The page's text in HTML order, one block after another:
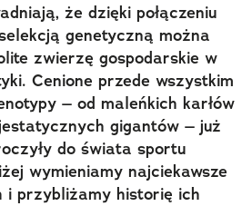
że dzięki połączeniu
genetyczną można
zwierzę gospodarskie w
Cenione przede wszystkim
– od maleńkich karłów
gigantów – już
do świata sportu
wymieniamy najciekawsze
i przybliżamy historię ich